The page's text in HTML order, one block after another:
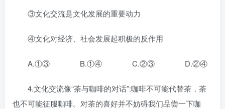
③文化交流是文化发展的重要动力
④文化对经济、社会发展起积极的反作用
A.①③ B.①④ C.②③ D.②④
4.文化交流像“茶与咖啡的对话”:咖啡不可能代替茶，茶
也不可能征服咖啡。对茶的喜好并不妨碍我们品尝一下咖